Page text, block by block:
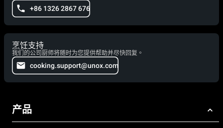
+86 1326 2867 676
烹饪支持
我们的公司厨师将随时为您提供帮助并尽快回复。
cooking.support@unox.com
产品